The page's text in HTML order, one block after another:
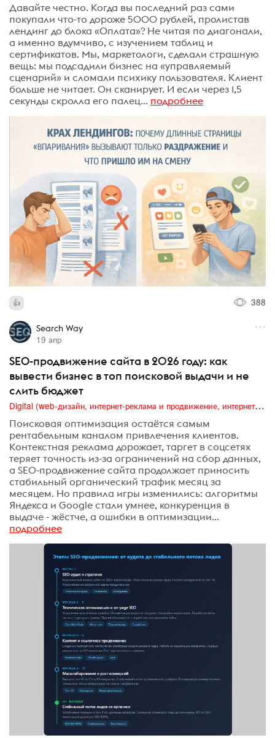
Давайте честно. Когда вы последний раз сами
покупали что-то дороже 5000 рублей, пролистав
лендинг до блока «Оплата»? Не читая по диагонали,
а именно вдумчиво, с изучением таблиц и
сертификатов. Мы, маркетологи, сделали страшную
вещь: мы подсадили бизнес на «управляемый
сценарий» и сломали психику пользователя. Клиент
больше не читает. Он сканирует. И если через 1,5
секунды скролла его палец... подробнее
388
Search Way
19 апр
SEO-продвижение сайта в 2026 году: как
вывести бизнес в топ поисковой выдачи и не
слить бюджет
Digital (web-дизайн, интернет-реклама и продвижение, интернет-сообщества и блоги, интернет-коммуникации, мобильный маркетинг, реклама на цифровых экранах)
Поисковая оптимизация остаётся самым
рентабельным каналом привлечения клиентов.
Контекстная реклама дорожает, таргет в соцсетях
теряет точность из-за ограничений на сбор данных,
а SEO-продвижение сайта продолжает приносить
стабильный органический трафик месяц за
месяцем. Но правила игры изменились: алгоритмы
Яндекса и Google стали умнее, конкуренция в
выдаче - жёстче, а ошибки в оптимизации...
подробнее